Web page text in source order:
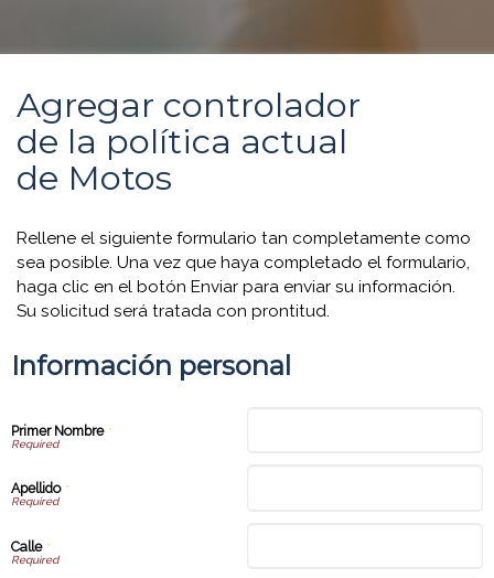
Agregar controlador
de la política actual
de Motos
Rellene el siguiente formulario tan completamente como
sea posible. Una vez que haya completado el formulario,
haga clic en el botón Enviar para enviar su información.
Su solicitud será tratada con prontitud.
Información personal
Primer Nombre *
Apellido*
Calle*